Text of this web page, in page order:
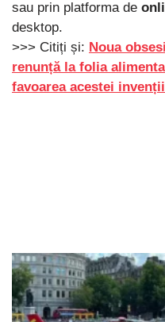
sau prin platforma de
desktop.
>>> Citiți și: Noua
renunță la folia
favoarea acestei invenții